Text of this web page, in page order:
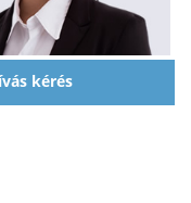
kérés